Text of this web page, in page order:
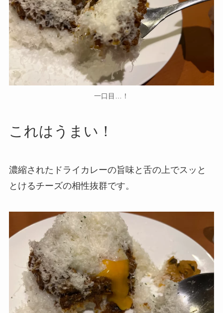
一口目…！
これはうまい！
濃縮されたドライカレーの旨味と舌の上でスッと
とけるチーズの相性抜群です。